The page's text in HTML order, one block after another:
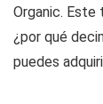
Organic. Este
¿por qué
puedes